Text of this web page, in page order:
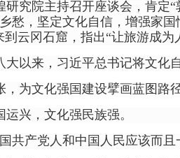
研究院主持召开座谈会，肯定
愁，坚定文化自信，增强家
到云冈石窟，指出“让旅游成
大以来，习近平总书记将文化
，为文化强国建设擘画蓝图
运兴，文化强民族强。
共产党人和中国人民应该而